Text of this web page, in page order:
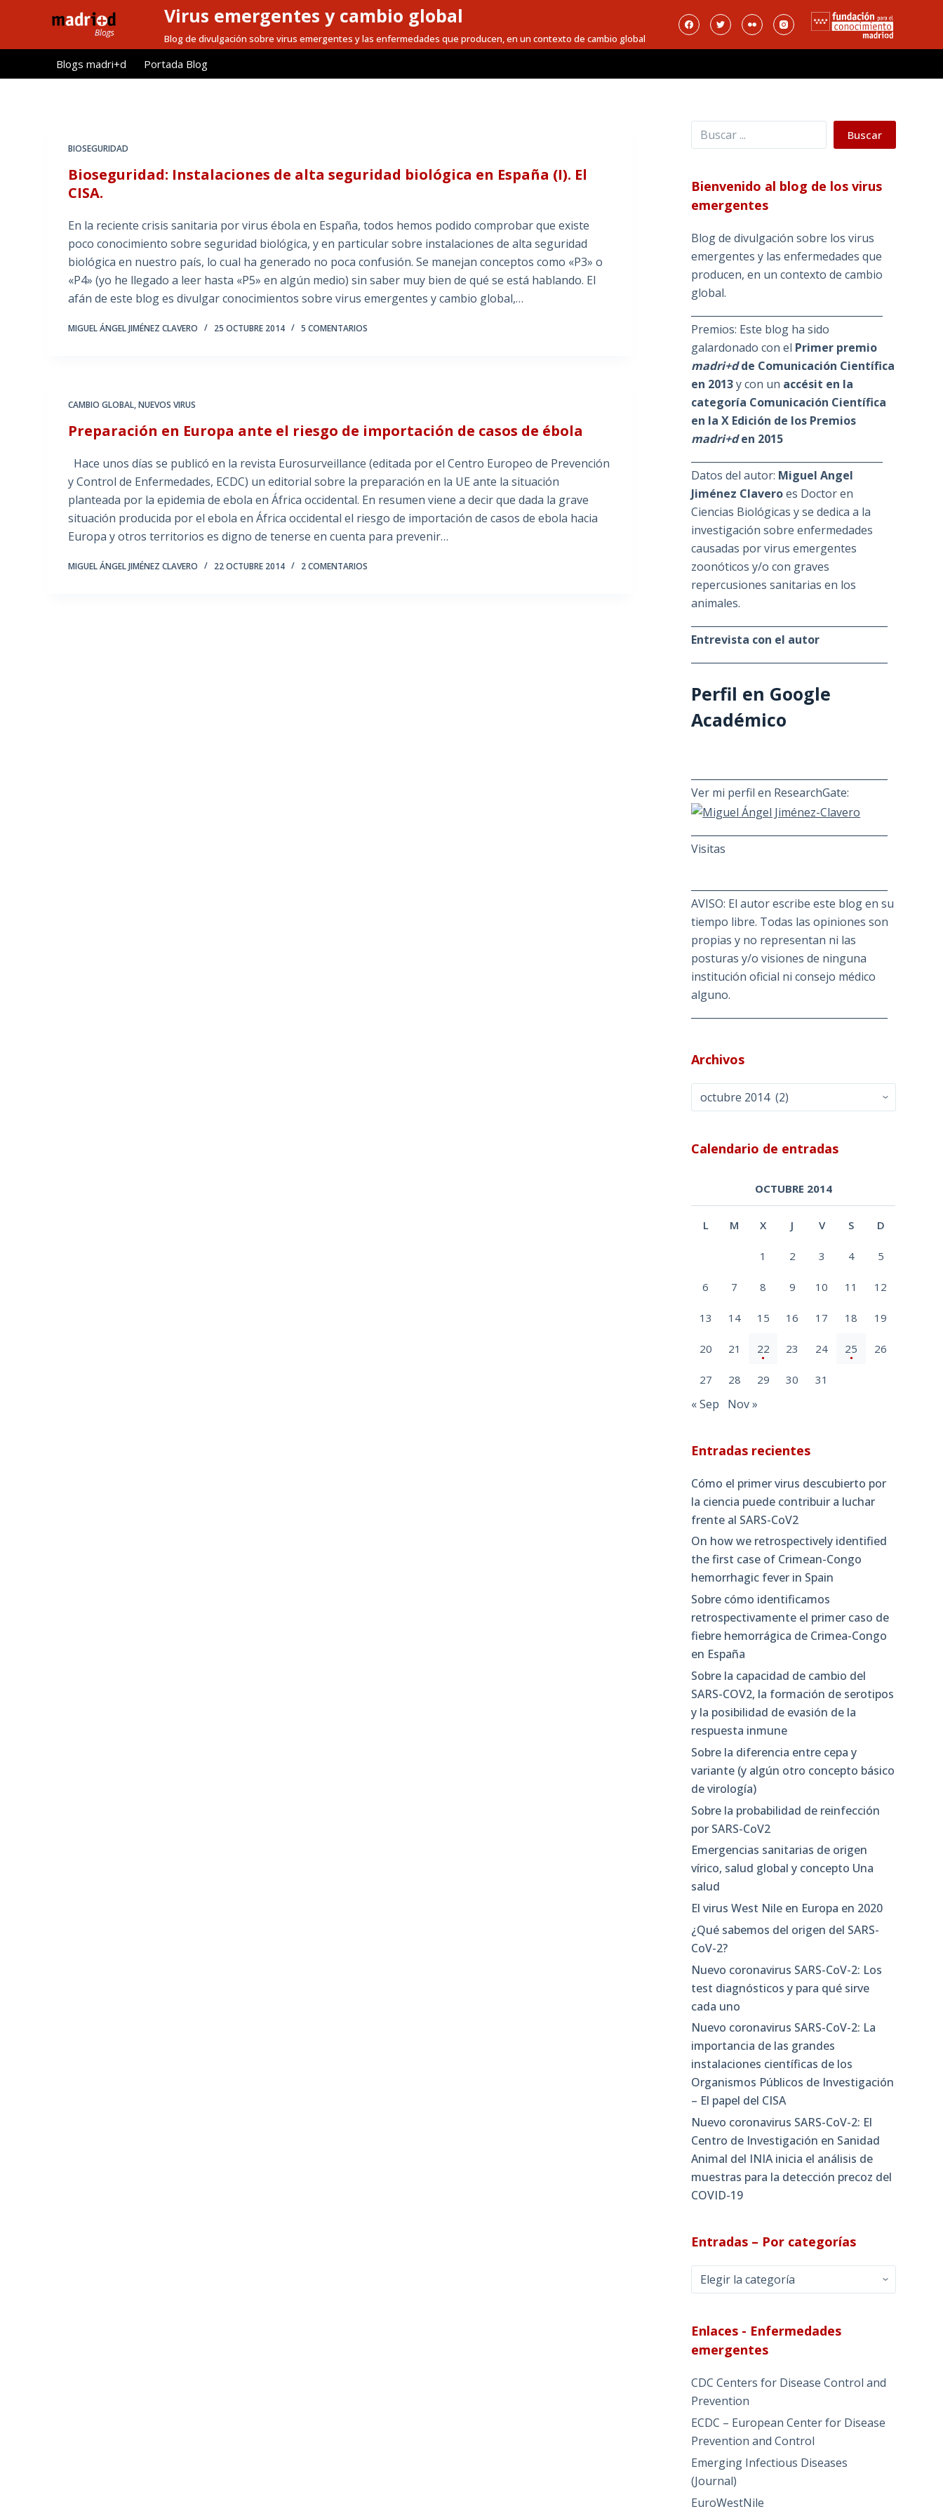
l
Virus emergentes y cambio global
Blog de divulgación sobre virus emergentes y las enfermedades que producen, en un contexto de cambio global
Blogs madri+d Portada Blog
BIOSEGURIDAD
Bioseguridad: Instalaciones de alta seguridad biológica en España (I). El
CISA.
En la reciente crisis sanitaria por virus ébola en España, todos hemos podido comprobar que existe
poco conocimiento sobre seguridad biológica, y en particular sobre instalaciones de alta seguridad
biológica en nuestro país, lo cual ha generado no poca confusión. Se manejan conceptos como «P3» o
«P4» (yo he llegado a leer hasta «P5» en algún medio) sin saber muy bien de qué se está hablando. El
afán de este blog es divulgar conocimientos sobre virus emergentes y cambio global,…
MIGUEL ÁNGEL JIMÉNEZ CLAVERO 25 OCTUBRE 2014 5 COMENTARIOS
CAMBIO GLOBAL,NUEVOS VIRUS
Preparación en Europa ante el riesgo de importación de casos de ébola
Hace unos días se publicó en la revista Eurosurveillance (editada por el Centro Europeo de Prevención
y Control de Enfermedades, ECDC) un editorial sobre la preparación en la UE ante la situación
planteada por la epidemia de ebola en África occidental. En resumen viene a decir que dada la grave
situación producida por el ebola en África occidental el riesgo de importación de casos de ebola hacia
Europa y otros territorios es digno de tenerse en cuenta para prevenir…
MIGUEL ÁNGEL JIMÉNEZ CLAVERO 22 OCTUBRE 2014 2 COMENTARIOS
Buscar Buscar
Bienvenido al blog de los virus
emergentes
Blog de divulgación sobre los virus
emergentes y las enfermedades que
producen, en un contexto de cambio
global.
Premios: Este blog ha sido
galardonado con el Primer premio
madri+dde Comunicación Científica
en 2013y con un accésit en la
categoría Comunicación Científica
en la X Edición de los Premios
madri+den 2015
Datos del autor: Miguel Angel
Jiménez Claveroes Doctor en
Ciencias Biológicas y se dedica a la
investigación sobre enfermedades
causadas por virus emergentes
zoonóticos y/o con graves
repercusiones sanitarias en los
animales.
Entrevista con el autor
Perfil en Google
Académico
Ver mi perfil en ResearchGate:
Visitas
AVISO: El autor escribe este blog en su
tiempo libre. Todas las opiniones son
propias y no representan ni las
posturas y/o visiones de ninguna
institución oficial ni consejo médico
alguno.
Archivos
Archivos
Calendario de entradas
OCTUBRE 2014
L M X J V S D
1 2 3 4 5
6 7 8 9 10 11 12
13 14 15 16 17 18 19
20 21 22 23 24 25 26
27 28 29 30 31
« Sep Nov »
Entradas recientes
Cómo el primer virus descubierto por
la ciencia puede contribuir a luchar
frente al SARS-CoV2
On how we retrospectively identified
the first case of Crimean-Congo
hemorrhagic fever in Spain
Sobre cómo identificamos
retrospectivamente el primer caso de
fiebre hemorrágica de Crimea-Congo
en España
Sobre la capacidad de cambio del
SARS-COV2, la formación de serotipos
y la posibilidad de evasión de la
respuesta inmune
Sobre la diferencia entre cepa y
variante (y algún otro concepto básico
de virología)
Sobre la probabilidad de reinfección
por SARS-CoV2
Emergencias sanitarias de origen
vírico, salud global y concepto Una
salud
El virus West Nile en Europa en 2020
¿Qué sabemos del origen del SARS-
CoV-2?
Nuevo coronavirus SARS-CoV-2: Los
test diagnósticos y para qué sirve
cada uno
Nuevo coronavirus SARS-CoV-2: La
importancia de las grandes
instalaciones científicas de los
Organismos Públicos de Investigación
– El papel del CISA
Nuevo coronavirus SARS-CoV-2: El
Centro de Investigación en Sanidad
Animal del INIA inicia el análisis de
muestras para la detección precoz del
COVID-19
Entradas – Por categorías
Entradas
–
categorías
Enlaces - Enfermedades
emergentes
CDC Centers for Disease Control and
Prevention
ECDC – European Center for Disease
Prevention and Control
Emerging Infectious Diseases
(Journal)
EuroWestNile